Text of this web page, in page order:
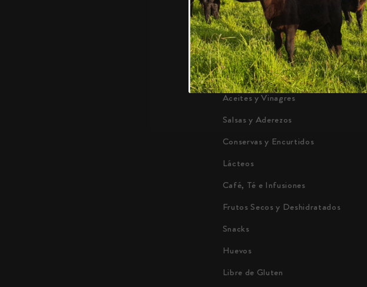
Harina y Avena
Chocolate y Cacao
Pastas, Arroz y Legumbres
Miel y Mermeladas
Aceites y Vinagres
Salsas y Aderezos
Conservas y Encurtidos
Lácteos
Café, Té e Infusiones
Frutos Secos y Deshidratados
Snacks
Huevos
Libre de Gluten